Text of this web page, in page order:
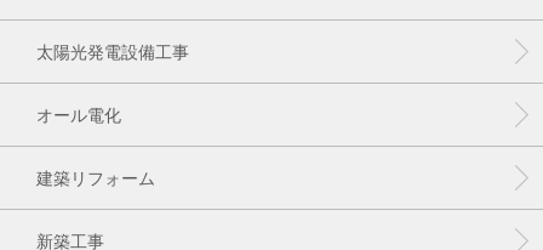
太陽光発電設備工事
オール電化
建築リフォーム
新築工事